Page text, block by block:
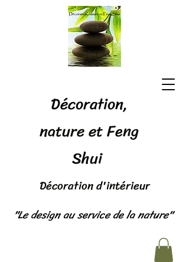
Décoration,
nature et Feng
Shui
Décoration d'intérieur
"Le design au service de la nature"